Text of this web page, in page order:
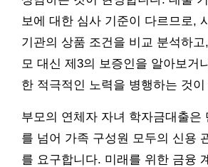
보에 대한 심사 기준이 다르므로,
기관의 상품 조건을 비교 분석하
모 대신 제3의 보증인을 알아보거
한 적극적인 노력을 병행하는 것
부모의 연체자 자녀 학자금대출은
를 넘어 가족 구성원 모두의 신용
를 요구합니다. 미래를 위한 금융